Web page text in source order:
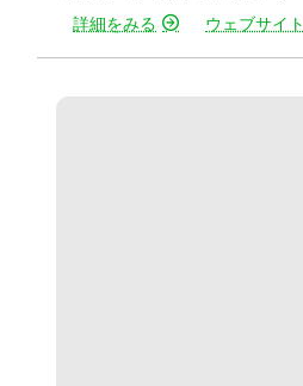
詳細をみる
ウェブサイト